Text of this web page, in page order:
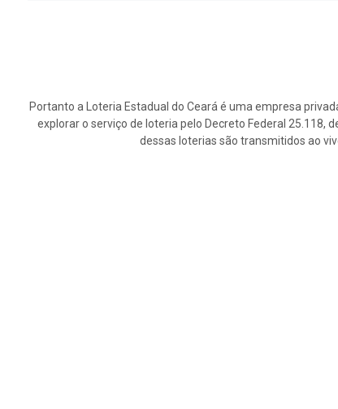
Portanto a Loteria Estadual do Ceará é uma empresa
explorar o serviço de loteria pelo Decreto Federal 25.118,
dessas loterias são transmitidos ao